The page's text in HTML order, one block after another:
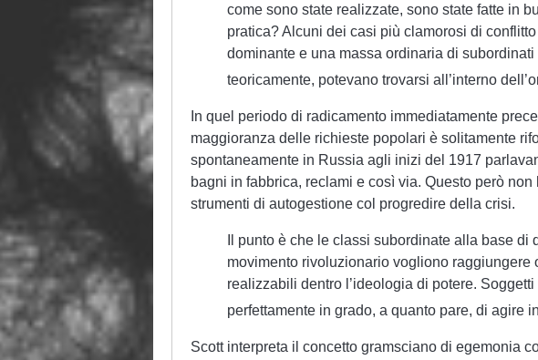
come sono state realizzate, sono state fatte in
pratica? Alcuni dei casi più clamorosi di
dominante e una massa ordinaria di
teoricamente, potevano trovarsi all’interno
In quel periodo di radicamento immediatamente
maggioranza delle richieste popolari è solitamente
spontaneamente in Russia agli inizi del 1917
bagni in fabbrica, reclami e così via. Questo però
strumenti di autogestione col progredire della crisi.
Il punto è che le classi subordinate alla base
movimento rivoluzionario vogliono raggiungere
realizzabili dentro l’ideologia di potere. Soggetti
perfettamente in grado, a quanto pare, di agire
Scott interpreta il concetto gramsciano di egemonia